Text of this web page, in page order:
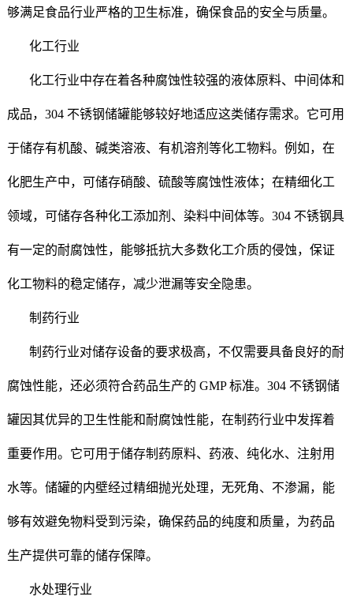
够满足食品行业严格的卫生标准，确保食品的安全与质量。
化工行业
化工行业中存在着各种腐蚀性较强的液体原料、中间体和
成品，304 不锈钢储罐能够较好地适应这类储存需求。它可用
于储存有机酸、碱类溶液、有机溶剂等化工物料。例如，在
化肥生产中，可储存硝酸、硫酸等腐蚀性液体；在精细化工
领域，可储存各种化工添加剂、染料中间体等。304 不锈钢具
有一定的耐腐蚀性，能够抵抗大多数化工介质的侵蚀，保证
化工物料的稳定储存，减少泄漏等安全隐患。
制药行业
制药行业对储存设备的要求极高，不仅需要具备良好的耐
腐蚀性能，还必须符合药品生产的 GMP 标准。304 不锈钢储
罐因其优异的卫生性能和耐腐蚀性能，在制药行业中发挥着
重要作用。它可用于储存制药原料、药液、纯化水、注射用
水等。储罐的内壁经过精细抛光处理，无死角、不渗漏，能
够有效避免物料受到污染，确保药品的纯度和质量，为药品
生产提供可靠的储存保障。
水处理行业